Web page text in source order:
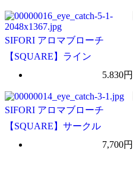
SIFORI アロマブローチ
【SQUARE】ライン
5.830円
SIFORI アロマブローチ
【SQUARE】サークル
7,700円